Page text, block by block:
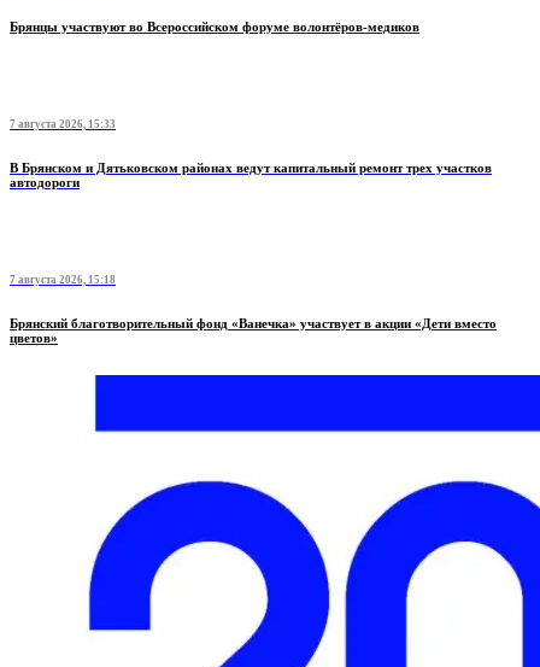
Брянцы участвуют во Всероссийском форуме волонтёров-медиков
7 августа 2026, 15:33
В Брянском и Дятьковском районах ведут капитальный ремонт трех участков
автодороги
7 августа 2026, 15:18
Брянский благотворительный фонд «Ванечка» участвует в акции «Дети вместо
цветов»